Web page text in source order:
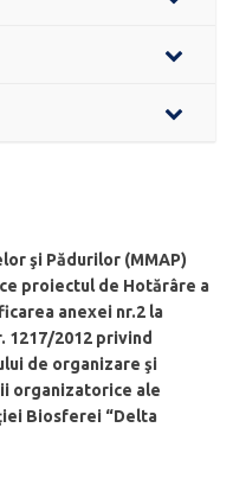
şi Pădurilor (MMAP)
proiectul de Hotărâre a
anexei nr.2 la
1217/2012 privind
de organizare şi
organizatorice ale
Biosferei “Delta